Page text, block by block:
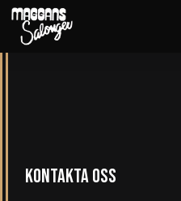
Kontakta oss